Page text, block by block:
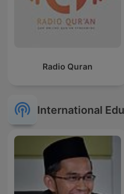
Radio Quran
International